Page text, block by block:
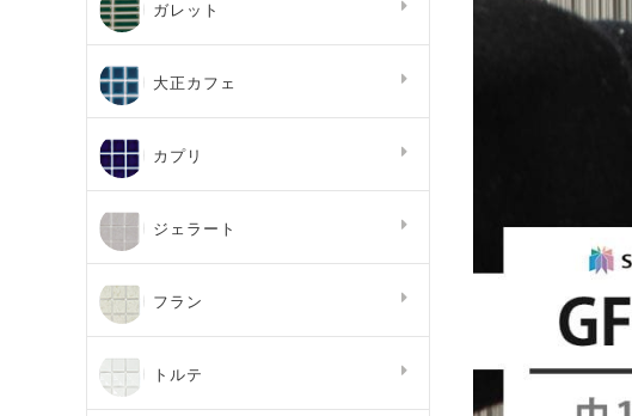
ガレット
大正カフェ
カプリ
ジェラート
フラン
トルテ